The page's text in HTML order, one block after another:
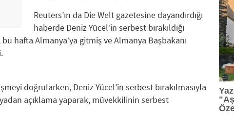
Reuters’ın da Die Welt gazetesine dayandırdığı
haberde Deniz Yücel’in serbest bırakıldığı
hafta Almanya’ya gitmiş ve Almanya Başbakanı
doğrularken, Deniz Yücel’in serbest bırakılmasıyla
açıklama yaparak, müvekkilinin serbest